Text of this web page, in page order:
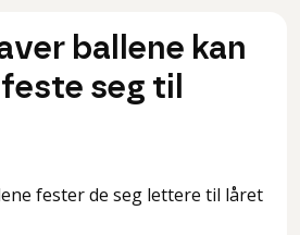
ballene kan
seg til
fester de seg lettere til låret